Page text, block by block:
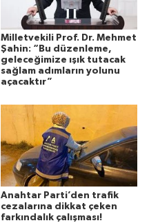
Milletvekili Prof. Dr. Mehmet
Şahin: “Bu düzenleme,
geleceğimize ışık tutacak
sağlam adımların yolunu
açacaktır”
Anahtar Parti’den trafik
cezalarına dikkat çeken
farkındalık çalışması!